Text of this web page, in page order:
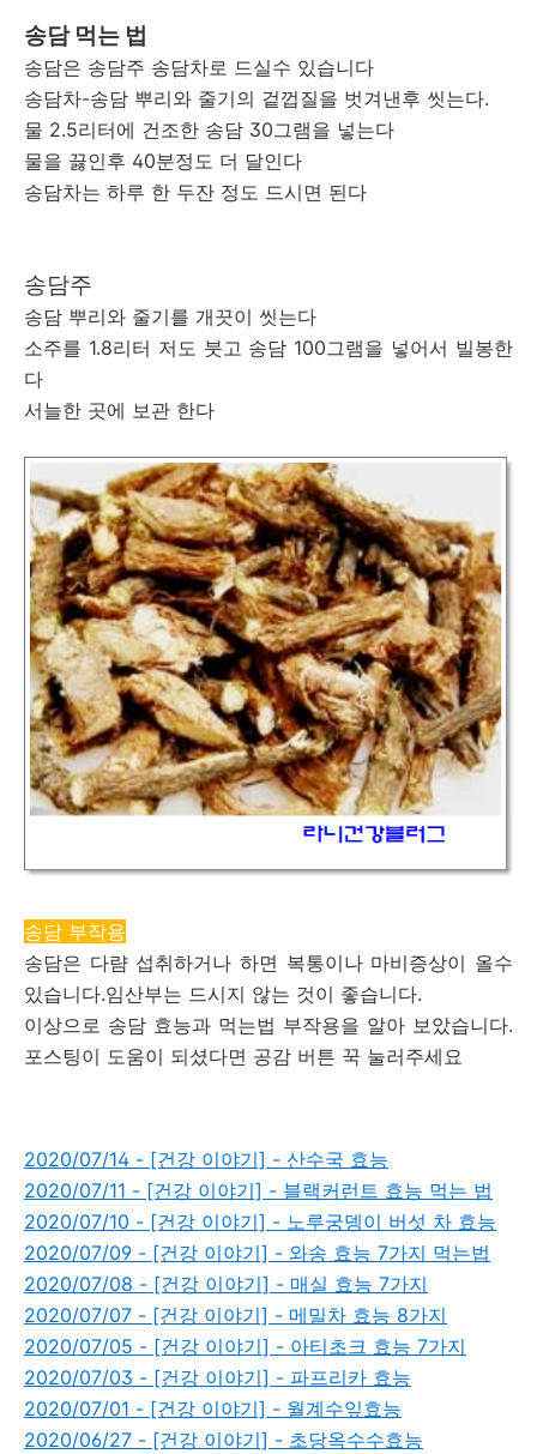
송담 먹는 법
송담은 송담주 송담차로 드실수 있습니다
송담차-송담 뿌리와 줄기의 겉껍질을 벗겨낸후 씻는다.
물 2.5리터에 건조한 송담 30그램을 넣는다
물을 끓인후 40분정도 더 달인다
송담차는 하루 한 두잔 정도 드시면 된다
송담주
송담 뿌리와 줄기를 개끗이 씻는다
소주를 1.8리터 저도 붓고 송담 100그램을 넣어서 빌봉한
다
서늘한 곳에 보관 한다
송담 부작용
송담은 다럄 섭취하거나 하면 복통이나 마비증상이 올수
있습니다.임산부는 드시지 않는 것이 좋습니다.
이상으로 송담 효능과 먹는법 부작용을 알아 보았습니다.
포스팅이 도움이 되셨다면 공감 버튼 꾹 눌러주세요
2020/07/14 - [건강 이야기] - 산수국 효능
2020/07/11 - [건강 이야기] - 블랙커런트 효능 먹는 법
2020/07/10 - [건강 이야기] - 노루궁뎅이 버섯 차 효능
2020/07/09 - [건강 이야기] - 와송 효능 7가지 먹는법
2020/07/08 - [건강 이야기] - 매실 효능 7가지
2020/07/07 - [건강 이야기] - 메밀차 효능 8가지
2020/07/05 - [건강 이야기] - 아티초크 효능 7가지
2020/07/03 - [건강 이야기] - 파프리카 효능
2020/07/01 - [건강 이야기] - 월계수잎효능
2020/06/27 - [건강 이야기] - 초당옥수수효능